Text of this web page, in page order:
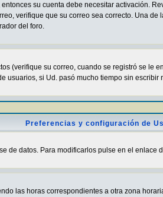
su cuenta debe necesitar activación.
verifique que su correo sea correcto. Una
del foro.
(verifique su correo, cuando se registró se
si Ud. pasó mucho tiempo sin
Preferencias y configuración de
de datos. Para modificarlos pulse en el enlace
las horas correspondientes a otra zona